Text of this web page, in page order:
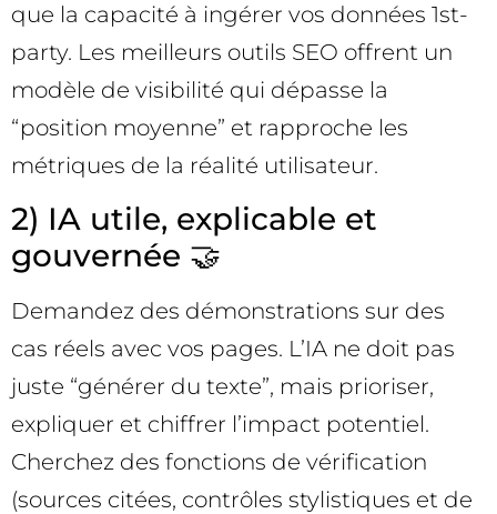
que la capacité à ingérer vos données 1st-
party. Les meilleurs outils SEO offrent un
modèle de visibilité qui dépasse la
“position moyenne” et rapproche les
métriques de la réalité utilisateur.
2) IA utile, explicable et
gouvernée 🤝
Demandez des démonstrations sur des
cas réels avec vos pages. L’IA ne doit pas
juste “générer du texte”, mais prioriser,
expliquer et chiffrer l’impact potentiel.
Cherchez des fonctions de vérification
(sources citées, contrôles stylistiques et de